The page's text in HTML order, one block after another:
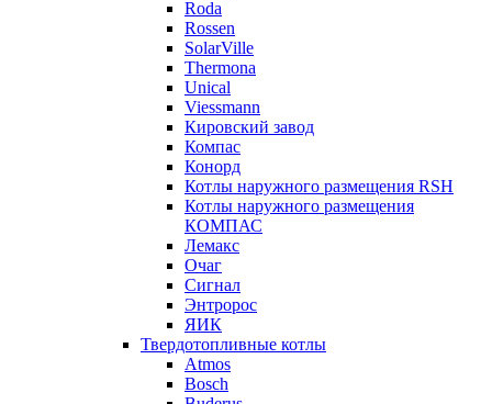
Roda
Rossen
SolarVille
Thermona
Unical
Viessmann
Кировский завод
Компас
Конорд
Котлы наружного размещения RSH
Котлы наружного размещения
КОМПАС
Лемакс
Очаг
Сигнал
Энтророс
ЯИК
Твердотопливные котлы
Atmos
Bosch